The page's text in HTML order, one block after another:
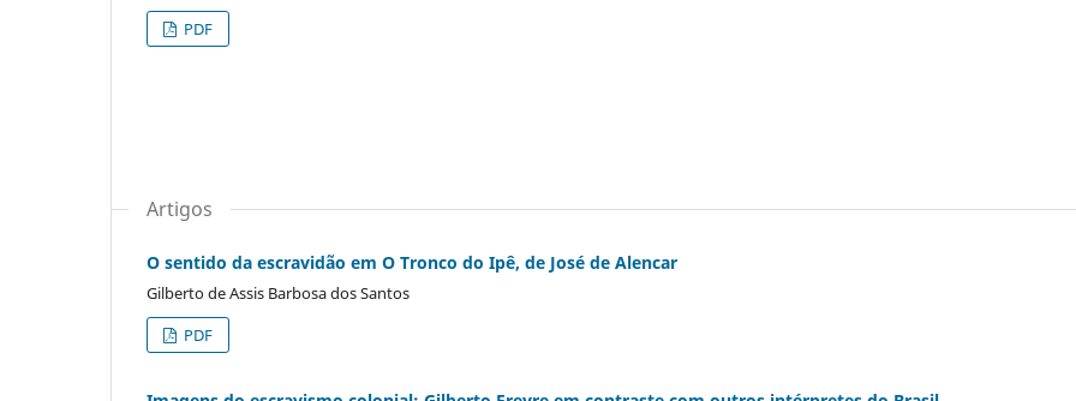
PDF
Artigos
O sentido da escravidão em O Tronco do Ipê, de José de Alencar
Gilberto de Assis Barbosa dos Santos
PDF